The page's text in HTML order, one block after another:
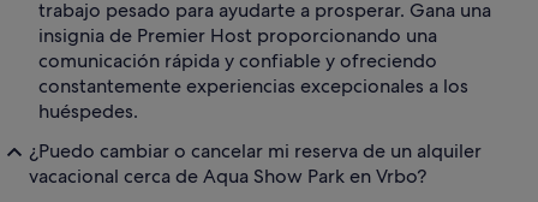
trabajo pesado para ayudarte a prosperar. Gana una
insignia de Premier Host proporcionando una
comunicación rápida y confiable y ofreciendo
constantemente experiencias excepcionales a los
huéspedes.
¿Puedo cambiar o cancelar mi reserva de un alquiler
vacacional cerca de Aqua Show Park en Vrbo?